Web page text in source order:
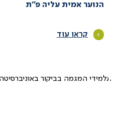
הנוער אמית עליה פ”ת
קראו עוד